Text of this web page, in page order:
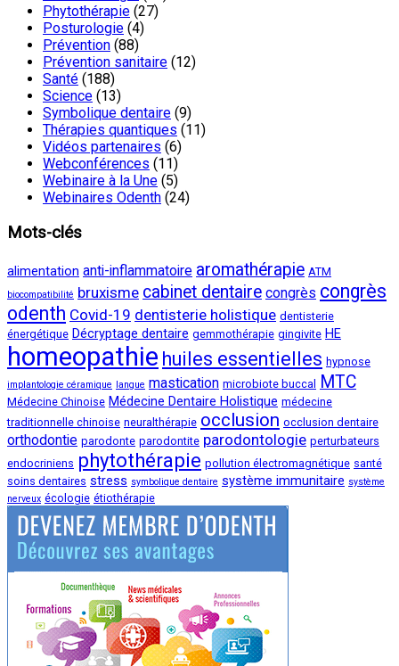
Phytothérapie (27)
Posturologie (4)
Prévention (88)
Prévention sanitaire (12)
Santé (188)
Science (13)
Symbolique dentaire (9)
Thérapies quantiques (11)
Vidéos partenaires (6)
Webconférences (11)
Webinaire à la Une (5)
Webinaires Odenth (24)
Mots-clés
alimentation anti-inflammatoire aromathérapie ATM
biocompatibilité bruxisme cabinet dentaire congrès congrès
odenth Covid-19 dentisterie holistique dentisterie
énergétique Décryptage dentaire gemmothérapie gingivite HE
homeopathie huiles essentielles hypnose
implantologie céramique langue mastication microbiote buccal MTC
Médecine Chinoise Médecine Dentaire Holistique médecine
traditionnelle chinoise neuralthérapie occlusion occlusion dentaire
orthodontie parodonte parodontite parodontologie perturbateurs
endocriniens phytothérapie pollution électromagnétique santé
soins dentaires stress symbolique dentaire système immunitaire système
nerveux écologie étiothérapie